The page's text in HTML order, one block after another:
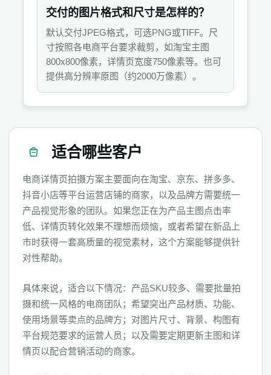
交付的图片格式和尺寸是怎样的？
默认交付JPEG格式，可选PNG或TIFF。尺
寸按照各电商平台要求裁剪，如淘宝主图
800x800像素，详情页宽度750像素等。也可
提供高分辨率原图（约2000万像素）。
适合哪些客户
电商详情页拍摄方案主要面向在淘宝、京东、拼多多、
抖音小店等平台运营店铺的商家，以及品牌方需要统一
产品视觉形象的团队。如果您正在为产品主图点击率
低、详情页转化效果不理想而烦恼，或者希望在新品上
市时获得一套高质量的视觉素材，这个方案能够提供针
对性帮助。
具体来说，适合以下情况：产品SKU较多、需要批量拍
摄和统一风格的电商团队；希望突出产品材质、功能、
使用场景等卖点的品牌方；对图片尺寸、背景、构图有
平台规范要求的运营人员；以及需要定期更新主图和详
情页以配合营销活动的商家。